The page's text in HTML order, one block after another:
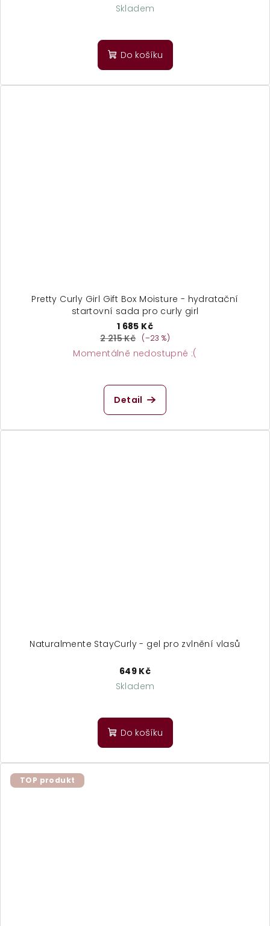
Skladem
Do košíku
Pretty Curly Girl Gift Box Moisture - hydratační
startovní sada pro curly girl
1 685 Kč
2 215 Kč
(–23 %)
Momentálně nedostupné :(
Detail
Naturalmente StayCurly - gel pro zvlnění vlasů
649 Kč
Skladem
Do košíku
TOP produkt